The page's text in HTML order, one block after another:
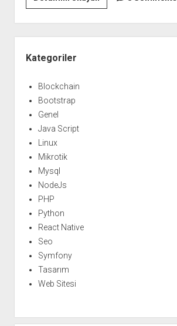
kullanıcı
sahipliği
belirleme
Menü
Kategoriler
Blockchain
Bootstrap
Genel
Java Script
Linux
Mikrotik
Mysql
NodeJs
PHP
Python
React Native
Seo
Symfony
Tasarım
Web Sitesi